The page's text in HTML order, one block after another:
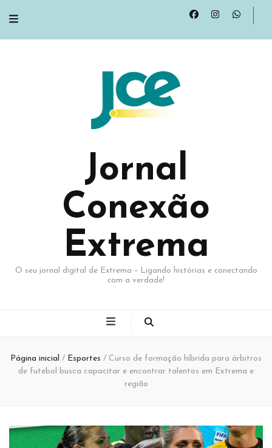
Jornal
Conexão
Extrema
O seu jornal digital de Extrema – Ligando histórias e conectando
com a verdade!
Página inicial / Esportes / Curso de formação híbrida para árbitros
de futebol busca capacitar e encontrar talentos em Extrema e
região